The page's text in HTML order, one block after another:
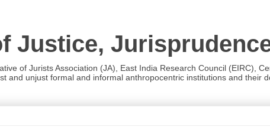
Justice,
of Jurists Association (JA), East India Research Council (EIRC),
and unjust formal and informal anthropocentric institutions and their